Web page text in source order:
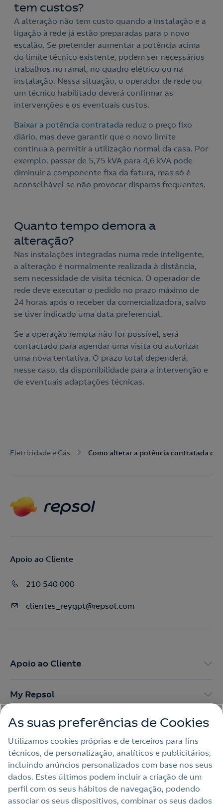
Contacte-nos para novas contratações
Nós ligamos!
tem custos?
A alteração não tem custo quando a instalação e a
ligação à rede já estão preparadas para o novo
escalão. Se pretender aumentar a potência acima
do limite técnico existente, podem ser necessários
trabalhos no ramal, no quadro elétrico ou na
instalação. Nessa situação, o operador de rede ou
um técnico habilitado deverá confirmar as
intervenções e os eventuais custos.
Baixar a potência contratada reduz o preço fixo
diário, mas deve garantir que o novo limite
continua a permitir a utilização normal da casa. Por
exemplo, passar de 5,75 kVA para 4,6 kVA pode
diminuir a componente fixa da fatura, mas só é
aconselhável se não provocar disparos frequentes.
Quanto tempo demora a
alteração?
Nas instalações integradas numa rede inteligente,
a alteração é normalmente realizada à distância,
sem necessidade de visita técnica. O operador de
rede deve executar o pedido no prazo máximo de
24 horas após o receber da comercializadora, salvo
se tiver indicado uma data preferencial.
Se a operação remota não for possível, será
contactado para agendar uma visita ou autorizar
uma nova tentativa. O prazo total dependerá,
nesse caso, da disponibilidade para a intervenção e
de eventuais adaptações técnicas.
Eletricidade e Gás Como alterar a potência contratada da
Apoio ao Cliente
210 540 000
clientes_reygpt@repsol.com
Apoio ao Cliente
My Repsol
Outras Energias
Links Úteis
Nota legal
As suas preferências de Cookies
Utilizamos cookies próprias e de terceiros para fins
técnicos, de personalização, analíticos e publicitários,
incluindo anúncios personalizados com base nos seus
dados. Estes últimos podem incluir a criação de um
perfil com os seus hábitos de navegação, podendo
associar os seus dispositivos, combinar os seus dados